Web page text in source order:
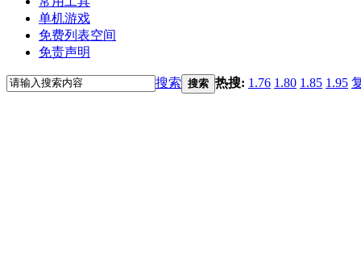
单机游戏
免费列表空间
免责声明
搜索 搜索 热搜: 1.76 1.80 1.85 1.95